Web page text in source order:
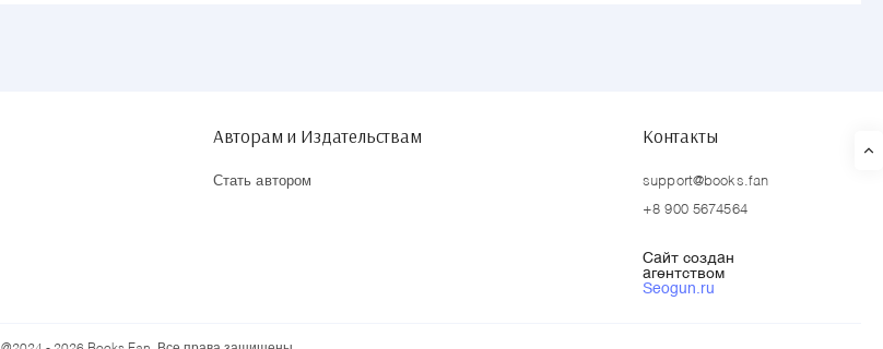
Авторам и Издательствам
Стать автором
Контакты
support@books.fan
+8 900 5674564
Сайт создан
агентством
Seogun.ru